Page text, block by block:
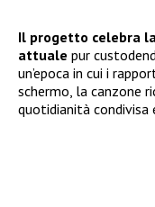
Il progetto celebra
attuale pur
un’epoca in cui i
schermo, la canzone
quotidianità condivisa